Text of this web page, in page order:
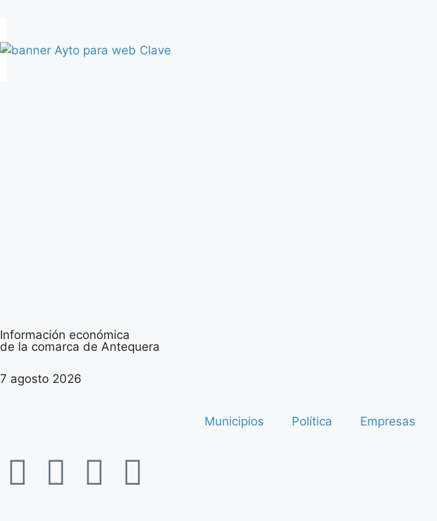
Información económica
de la comarca de Antequera
7 agosto 2026
Municipios Política Empresas